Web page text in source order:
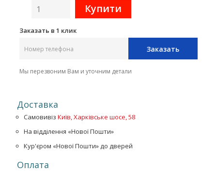
Заказать в 1 клик
Заказать
Мы перезвоним Вам и уточним детали
Доставка
Самовивіз Київ, Харківське шосе, 58
На відділення «Нової Пошти»
Кур'єром «Нової Пошти» до дверей
Оплата